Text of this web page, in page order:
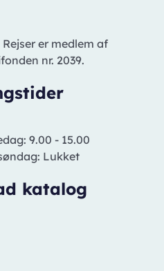
er medlem af
nr. 2039.
9.00 - 15.00
Lukket
katalog